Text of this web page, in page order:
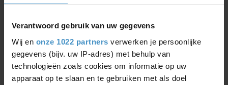
Verantwoord gebruik van uw gegevens
Wij en onze 1022 partners verwerken je persoonlijke
gegevens (bijv. uw IP-adres) met behulp van
technologieën zoals cookies om informatie op uw
apparaat op te slaan en te gebruiken met als doel
€46,95 €39,91